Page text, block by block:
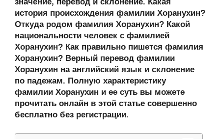
a
ss
ni
ki
o
o
k
ur
n
al
A
p
p
a
m
в
и
ть
история происхождения фамилии Хоранухин?
Откуда родом фамилия Хоранухин? Какой
национальности человек с фамилией
Хоранухин? Как правильно пишется фамилия
Хоранухин? Верный перевод фамилии
Хоранухин на английский язык и склонение
по падежам. Полную характеристику
фамилии Хоранухин и ее суть вы можете
прочитать онлайн в этой статье совершенно
бесплатно без регистрации.